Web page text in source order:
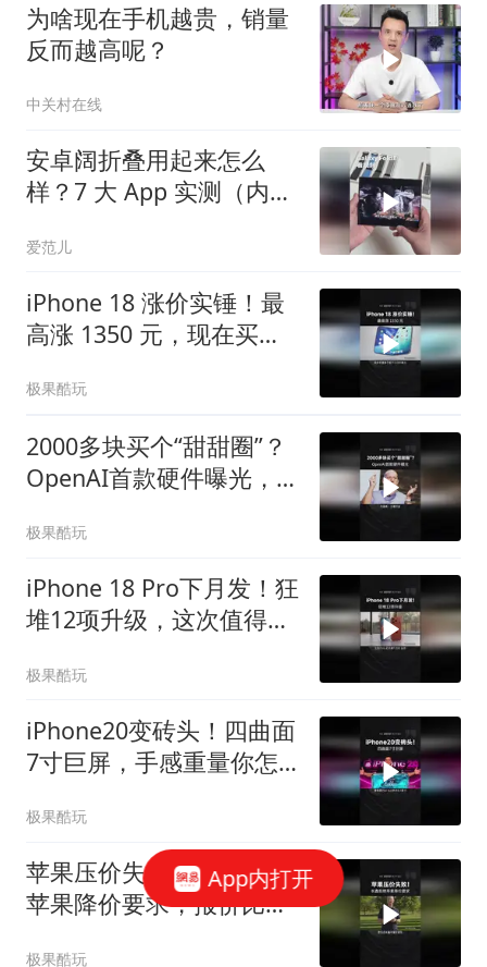
为啥现在手机越贵，销量
反而越高呢？
中关村在线
安卓阔折叠用起来怎么
样？7 大 App 实测（内屏
爱范儿
iPhone 18 涨价实锤！最
高涨 1350 元，现在买旧
极果酷玩
2000多块买个“甜甜圈”？
OpenAI首款硬件曝光，这
极果酷玩
iPhone 18 Pro下月发！狂
堆12项升级，这次值得换
极果酷玩
iPhone20变砖头！四曲面
7寸巨屏，手感重量你怎
极果酷玩
苹果压价失败！长鑫拒绝
苹果降价要求，报价比三
极果酷玩
App内打开